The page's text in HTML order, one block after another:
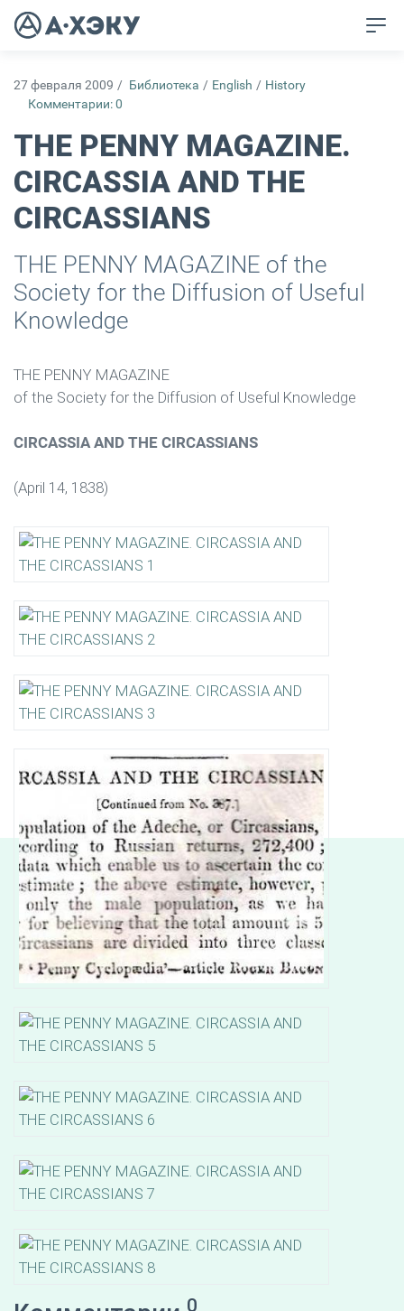
27 февраля 2009 / Библиотека / English / History
Комментарии: 0
THE PENNY MAGAZINE.
CIRCASSIA AND THE
CIRCASSIANS
THE PENNY MAGAZINE of the
Society for the Diffusion of Useful
Knowledge
THE PENNY MAGAZINE
of the Society for the Diffusion of Useful Knowledge
CIRCASSIA AND THE CIRCASSIANS
(April 14, 1838)
0